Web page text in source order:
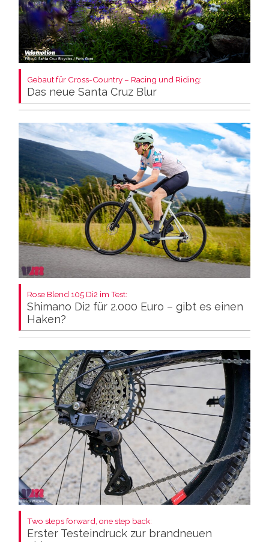
Gebaut für Cross-Country – Racing und Riding:
Das neue Santa Cruz Blur
Rose Blend 105 Di2 im Test:
Shimano Di2 für 2.000 Euro – gibt es einen
Haken?
Two steps forward, one step back:
Erster Testeindruck zur brandneuen